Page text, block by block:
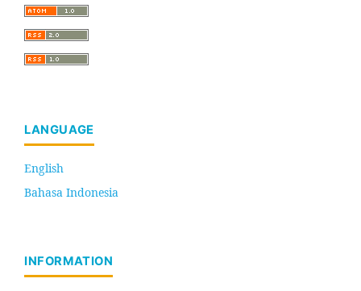
LANGUAGE
English
Bahasa Indonesia
INFORMATION